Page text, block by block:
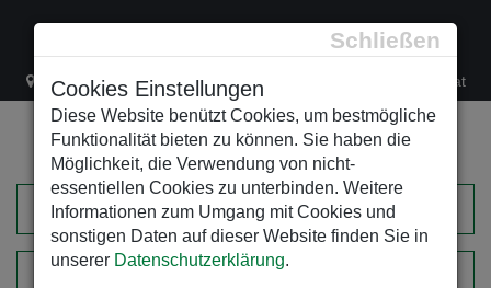
Schließen
Cookies Einstellungen
Diese Website benützt Cookies, um bestmögliche
Funktionalität bieten zu können. Sie haben die
Möglichkeit, die Verwendung von nicht-
essentiellen Cookies zu unterbinden. Weitere
Informationen zum Umgang mit Cookies und
sonstigen Daten auf dieser Website finden Sie in
unserer Datenschutzerklärung.
Lacknergasse 78 +43/1/470 37 00 office@leso.at
EINKAUFSWAGEN